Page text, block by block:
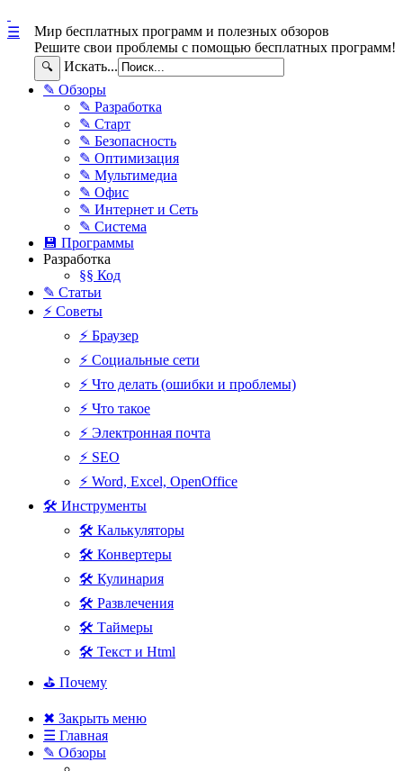
Мир бесплатных программ и полезных обзоров
Решите свои проблемы с помощью бесплатных программ!
🔍 Искать...
☰
✎ Обзоры
✎ Разработка
✎ Старт
✎ Безопасность
✎ Оптимизация
✎ Мультимедиа
✎ Офис
✎ Интернет и Сеть
✎ Система
💾 Программы
Разработка
§§ Код
✎ Статьи
⚡ Советы
⚡ Браузер
⚡ Социальные сети
⚡ Что делать (ошибки и проблемы)
⚡ Что такое
⚡ Электронная почта
⚡ SEO
⚡ Word, Excel, OpenOffice
🛠 Инструменты
🛠 Калькуляторы
🛠 Конвертеры
🛠 Кулинария
🛠 Развлечения
🛠 Таймеры
🛠 Текст и Html
⛳ Почему
✖ Закрыть меню
☰ Главная
✎ Обзоры